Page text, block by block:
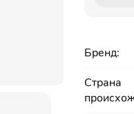
Бренд:
Страна